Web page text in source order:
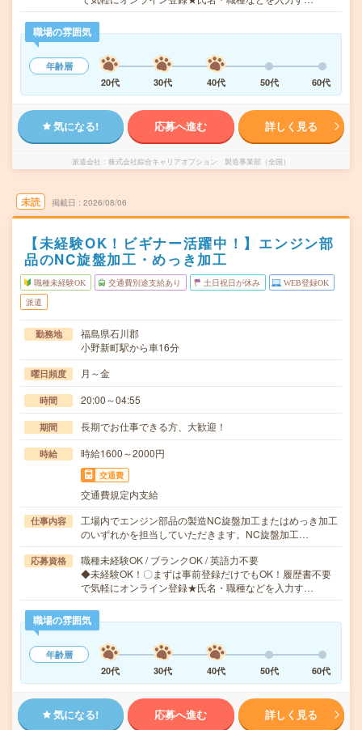
職場の雰囲気
年齢層
20代
30代 40代 50代 60代
気になる! 応募へ進む 詳しく見る
派遣会社 株式会社綜合キャリアオプション 製造事業部（全国）
未読 掲載日 2026/08/06
【未経験OK！ビギナー活躍中！】エンジン部
品のNC旋盤加工・めっき加工
職種未経験OK 交通費別途支給あり 土日祝日が休み WEB登録OK
派遣
勤務地
福島県石川郡
小野新町駅から車16分
曜日頻度 月～金
時間 20:00～04:55
期間 長期でお仕事できる方、大歓迎！
時給 時給1600～2000円
交通費
交通費規定内支給
仕事内容
工場内でエンジン部品の製造NC旋盤加工またはめっき加工
のいずれかを担当していただきます。NC旋盤加工…
応募資格
職種未経験OK / ブランクOK / 英語力不要
◆未経験OK！〇まずは事前登録だけでもOK！履歴書不要
で気軽にオンライン登録★氏名・職種などを入力す…
職場の雰囲気
年齢層
20代
30代 40代 50代 60代
気になる! 応募へ進む 詳しく見る